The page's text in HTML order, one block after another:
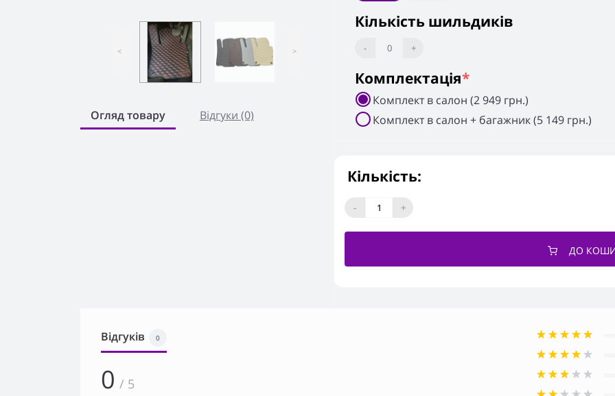
< >
Огляд товару Відгуки (0)
Кількість шильдиків
- 0 +
Комплектація*
Комплект в салон (2 949 грн.)
Комплект в салон + багажник (5 149 грн.)
Кількість:
- +
ДО
Відгуків 0
0 / 5